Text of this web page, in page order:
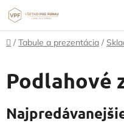
Prejsť
na
obsah
Domov
/ Tabule a prezentácia /
Podlahové